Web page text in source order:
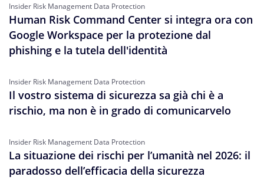
Insider Risk Management Data Protection
Human Risk Command Center si integra ora con
Google Workspace per la protezione dal
phishing e la tutela dell'identità
Insider Risk Management Data Protection
Il vostro sistema di sicurezza sa già chi è a
rischio, ma non è in grado di comunicarvelo
Insider Risk Management Data Protection
La situazione dei rischi per l’umanità nel 2026: il
paradosso dell’efficacia della sicurezza